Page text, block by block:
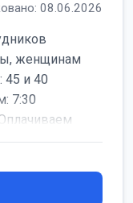
08.06.2026
женщинам
45 и 40
7:30